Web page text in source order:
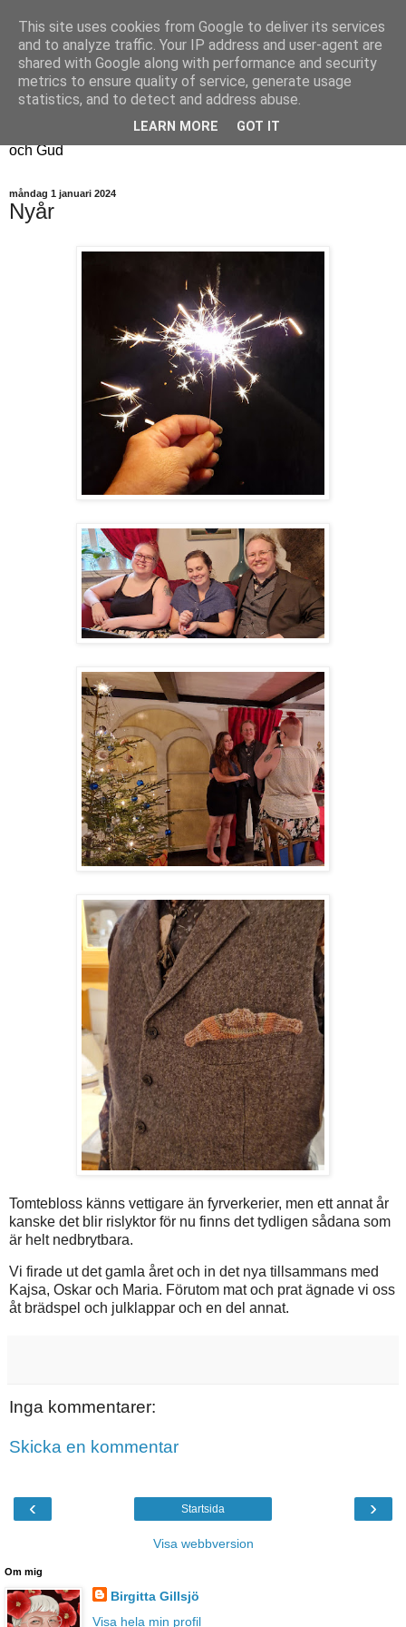
Fyren
Fyren finns för att sprida ljus i mörkret
För att påminna om guldkanterna i tillvaron
Här samsas jakt, hantverk, odling, och andra tankar om livet
och Gud
måndag 1 januari 2024
Nyår
Tomtebloss känns vettigare än fyrverkerier, men ett annat år
kanske det blir rislyktor för nu finns det tydligen sådana som
är helt nedbrytbara.
Vi firade ut det gamla året och in det nya tillsammans med
Kajsa, Oskar och Maria. Förutom mat och prat ägnade vi oss
åt brädspel och julklappar och en del annat.
Inga kommentarer:
Skicka en kommentar
‹ ›
Startsida
Visa webbversion
Om mig
Birgitta Gillsjö
Visa hela min profil
This site uses cookies from Google to deliver its services
and to analyze traffic. Your IP address and user-agent are
shared with Google along with performance and security
metrics to ensure quality of service, generate usage
statistics, and to detect and address abuse.
LEARN MORE GOT IT